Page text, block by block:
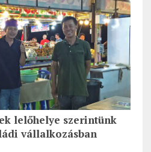
lelőhelye szerintünk
vállalkozásban